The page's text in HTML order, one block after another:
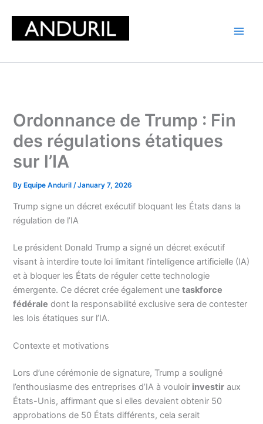
content
Ordonnance de Trump : Fin
des régulations étatiques
sur l’IA
By Equipe Anduril/January 7, 2026
Trump signe un décret exécutif bloquant les États dans la
régulation de l’IA
Le président Donald Trump a signé un décret exécutif
visant à interdire toute loi limitant l’intelligence artificielle (IA)
et à bloquer les États de réguler cette technologie
émergente. Ce décret crée également unetaskforce
fédérale dont la responsabilité exclusive sera de contester
les lois étatiques sur l’IA.
Contexte et motivations
Lors d’une cérémonie de signature, Trump a souligné
l’enthousiasme des entreprises d’IA à vouloir investir aux
États-Unis, affirmant que si elles devaient obtenir 50
approbations de 50 États différents, cela serait